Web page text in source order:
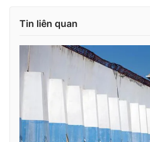
Tin liên quan